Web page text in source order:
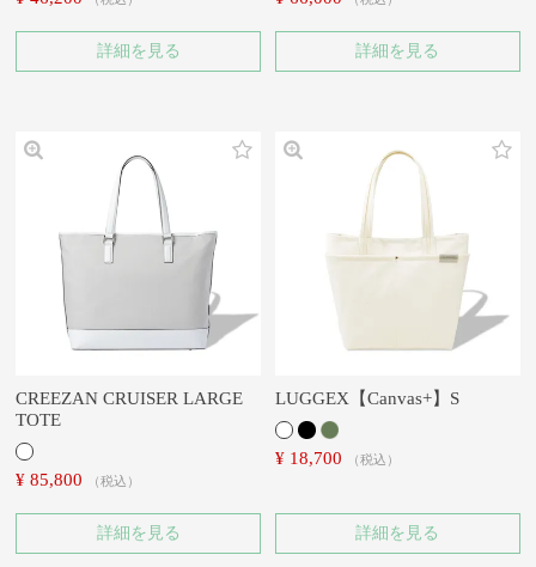
詳細を見る 詳細を見る
CREEZAN CRUISER LARGE
TOTE
¥ 85,800 税込
詳細を見る
LUGGEX【Canvas+】S
¥ 18,700 税込
詳細を見る